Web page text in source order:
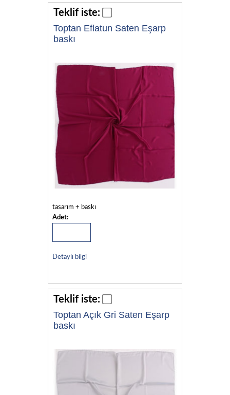
Teklif iste:
Toptan Eflatun Saten Eşarp
baskı
tasarım + baskı
Adet:
Detaylı bilgi
Teklif iste:
Toptan Açık Gri Saten Eşarp
baskı